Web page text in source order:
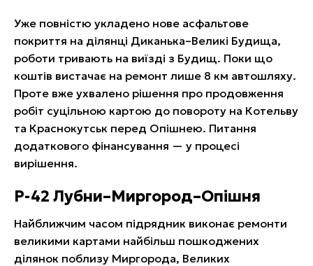
Уже повністю укладено нове асфальтове
покриття на ділянці Диканька–Великі Будища,
роботи тривають на виїзді з Будищ. Поки що
коштів вистачає на ремонт лише 8 км автошляху.
Проте вже ухвалено рішення про продовження
робіт суцільною картою до повороту на Котельву
та Краснокутськ перед Опішнею. Питання
додаткового фінансування — у процесі
вирішення.
Р-42 Лубни–Миргород–Опішня
Найближчим часом підрядник виконає ремонти
великими картами найбільш пошкоджених
ділянок поблизу Миргорода, Великих